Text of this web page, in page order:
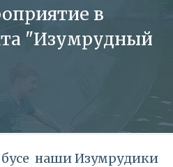
в
"Изумрудный
наши Изумрудики